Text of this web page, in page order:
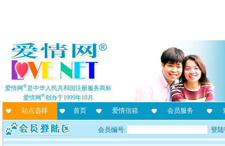
爱情网®是中华人民共和国注册服务商标
爱情网®创办于1999年10月
站点选择 首页 爱情信箱 会员服务
会员编号: 登